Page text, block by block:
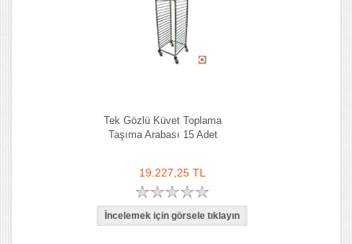
Tek Gözlü Küvet Toplama
Taşıma Arabası 15 Adet
19.227,25 TL